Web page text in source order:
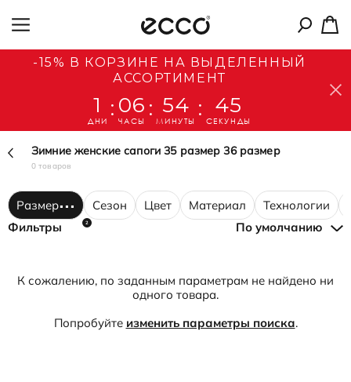
-15% В КОРЗИНЕ НА ВЫДЕЛЕННЫЙ
АССОРТИМЕНТ
1
ДНИ
: 06
ЧАСЫ
: 54
МИНУТЫ
: 45
СЕКУНДЫ
Зимние женские сапоги 35 размер 36 размер
0 товаров
Размер Сезон Цвет Материал Технологии
2
Фильтры По умолчанию
К сожалению, по заданным параметрам не найдено ни
одного товара.
Попробуйте изменить параметры поиска.